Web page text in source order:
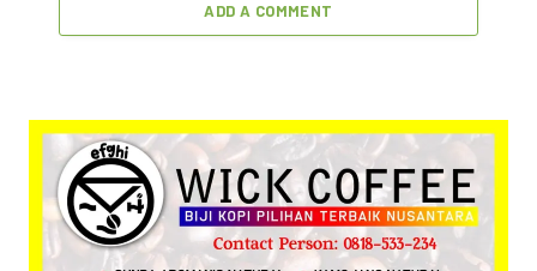
ADD A COMMENT